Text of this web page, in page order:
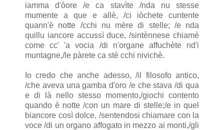
iamma d'òore /e ca stavìte /nda nu stesse
mumente a que e allè, /ci iòchete cuntente
quann'è notte /cchi nu mère di stelle; /e nda
quillu iancore accussì duce, /sintènnese chiamè
come cc' 'a vocia /di n'organe affuchète nd'i
muntagne,/le pàrete ca stè cchi nivichè.
Io credo che anche adesso, /il filosofo antico,
/che aveva una gamba d'oro /e che stava /di qua
e di là nello stesso momento,/giochi contento
quando è notte /con un mare di stelle;/e in quel
biancore così dolce, /sentendosi chiamare con la
voce /di un organo affogato in mezzo ai monti,/gli